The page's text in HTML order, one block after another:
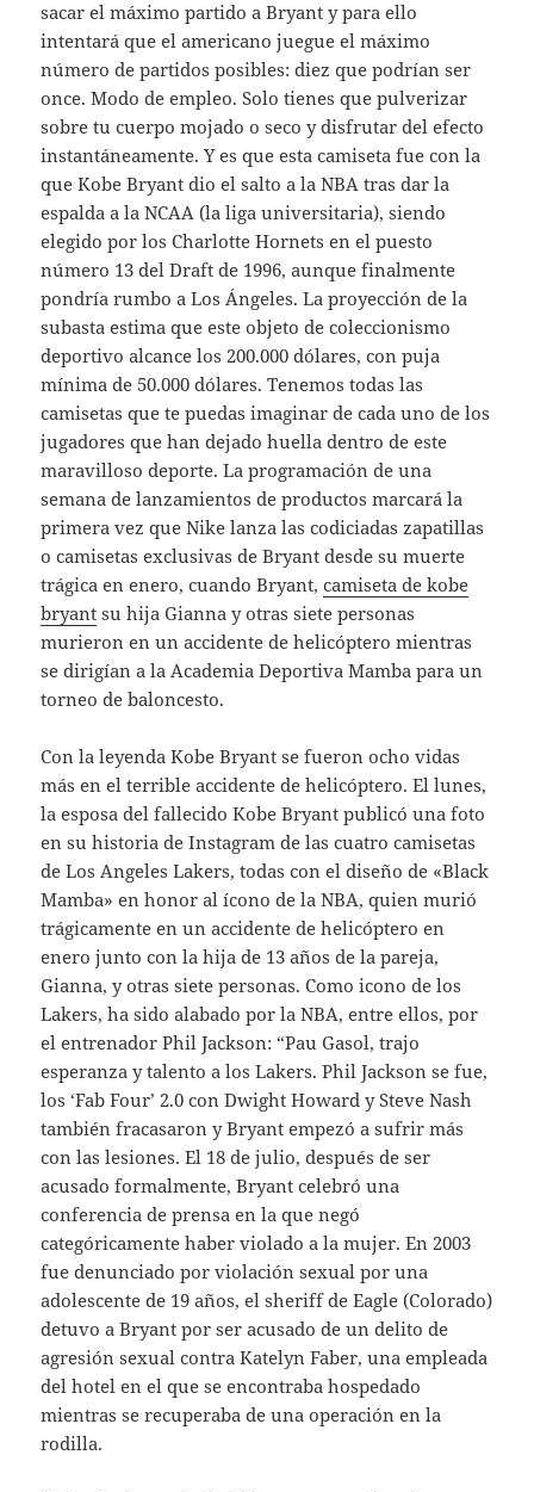
sacar el máximo partido a Bryant y para ello
intentará que el americano juegue el máximo
número de partidos posibles: diez que podrían ser
once. Modo de empleo. Solo tienes que pulverizar
sobre tu cuerpo mojado o seco y disfrutar del efecto
instantáneamente. Y es que esta camiseta fue con la
que Kobe Bryant dio el salto a la NBA tras dar la
espalda a la NCAA (la liga universitaria), siendo
elegido por los Charlotte Hornets en el puesto
número 13 del Draft de 1996, aunque finalmente
pondría rumbo a Los Ángeles. La proyección de la
subasta estima que este objeto de coleccionismo
deportivo alcance los 200.000 dólares, con puja
mínima de 50.000 dólares. Tenemos todas las
camisetas que te puedas imaginar de cada uno de los
jugadores que han dejado huella dentro de este
maravilloso deporte. La programación de una
semana de lanzamientos de productos marcará la
primera vez que Nike lanza las codiciadas zapatillas
o camisetas exclusivas de Bryant desde su muerte
trágica en enero, cuando Bryant,camiseta de kobe
bryant su hija Gianna y otras siete personas
murieron en un accidente de helicóptero mientras
se dirigían a la Academia Deportiva Mamba para un
torneo de baloncesto.
Con la leyenda Kobe Bryant se fueron ocho vidas
más en el terrible accidente de helicóptero. El lunes,
la esposa del fallecido Kobe Bryant publicó una foto
en su historia de Instagram de las cuatro camisetas
de Los Angeles Lakers, todas con el diseño de «Black
Mamba» en honor al ícono de la NBA, quien murió
trágicamente en un accidente de helicóptero en
enero junto con la hija de 13 años de la pareja,
Gianna, y otras siete personas. Como icono de los
Lakers, ha sido alabado por la NBA, entre ellos, por
el entrenador Phil Jackson: “Pau Gasol, trajo
esperanza y talento a los Lakers. Phil Jackson se fue,
los ‘Fab Four’ 2.0 con Dwight Howard y Steve Nash
también fracasaron y Bryant empezó a sufrir más
con las lesiones. El 18 de julio, después de ser
acusado formalmente, Bryant celebró una
conferencia de prensa en la que negó
categóricamente haber violado a la mujer. En 2003
fue denunciado por violación sexual por una
adolescente de 19 años, el sheriff de Eagle (Colorado)
detuvo a Bryant por ser acusado de un delito de
agresión sexual contra Katelyn Faber, una empleada
del hotel en el que se encontraba hospedado
mientras se recuperaba de una operación en la
rodilla.